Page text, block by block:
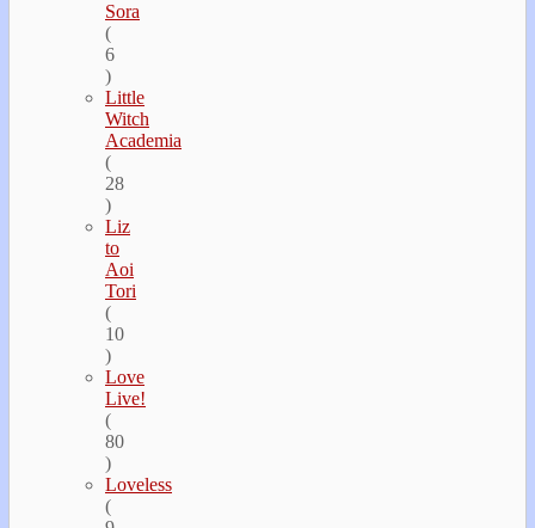
Sora
(
6
)
Little
Witch
Academia
(
28
)
Liz
to
Aoi
Tori
(
10
)
Love
Live!
(
80
)
Loveless
(